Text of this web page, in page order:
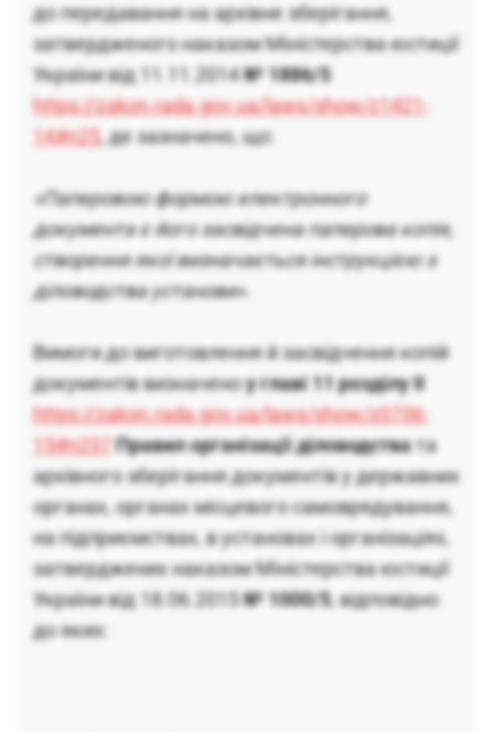
до передавання на архівне зберігання,
затвердженого наказом Міністерства юстиції
України від 11.11.2014№ 1886/5
https://zakon.rada.gov.ua/laws/show/z1421-
14#n25, де зазначено, що:
«Паперовою формою електронного
документа є його засвідчена паперова копія,
створення якої визначається інструкцією з
діловодства установи».
Вимоги до виготовлення й засвідчення копій
документів визначеноу главі 11 розділу ІІ
https://zakon.rada.gov.ua/laws/show/z0736-
15#n237
Правил організації діловодствата
архівного зберігання документів у державних
органах, органах місцевого самоврядування,
на підприємствах, в установах і організаціях,
затверджених наказом Міністерства юстиції
України від 18.06.2015№ 1000/5, відповідно
до яких: